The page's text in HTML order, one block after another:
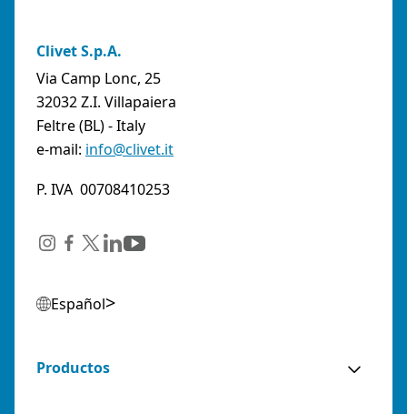
Clivet S.p.A.
Via Camp Lonc, 25
32032 Z.I. Villapaiera
Feltre (BL) - Italy
e-mail: info@clivet.it
P. IVA 00708410253
Español
Productos